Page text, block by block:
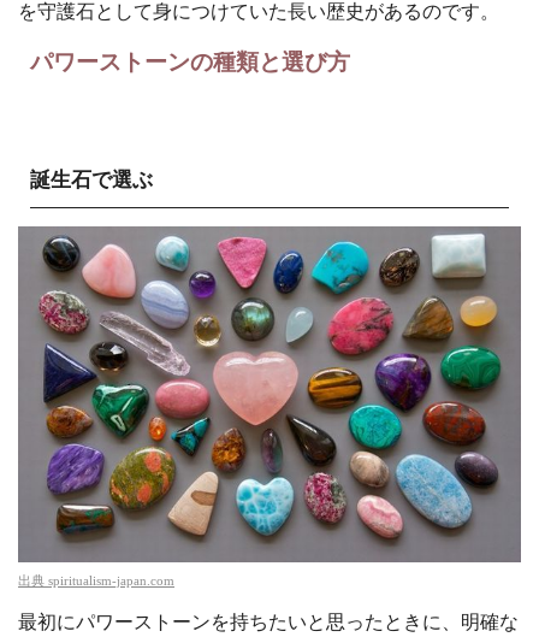
を守護石として身につけていた長い歴史があるのです。
パワーストーンの種類と選び方
誕生石で選ぶ
出典 spiritualism-japan.com
最初にパワーストーンを持ちたいと思ったときに、明確な